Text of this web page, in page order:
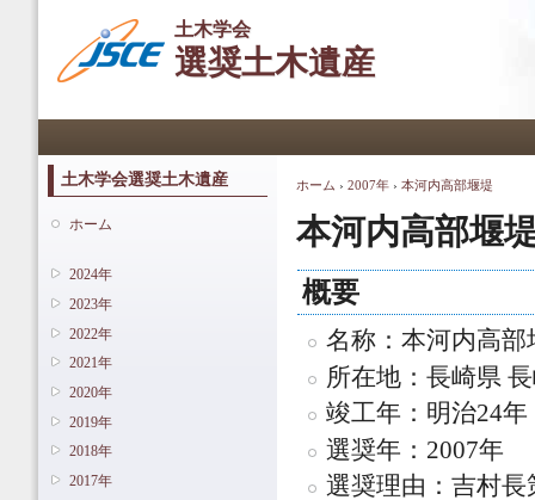
移
動
土木学会
選奨土木遺産
土木学会選奨土木遺産
ホーム
2024年
2023年
2022年
2021年
2020年
2019年
2018年
2017年
現在地
ホーム › 2007年 › 本河内高部堰堤
本河内高部堰
概要
名称：本河内高
所在地：長崎県
竣工年：明治24
選奨年：2007年
選奨理由：吉村